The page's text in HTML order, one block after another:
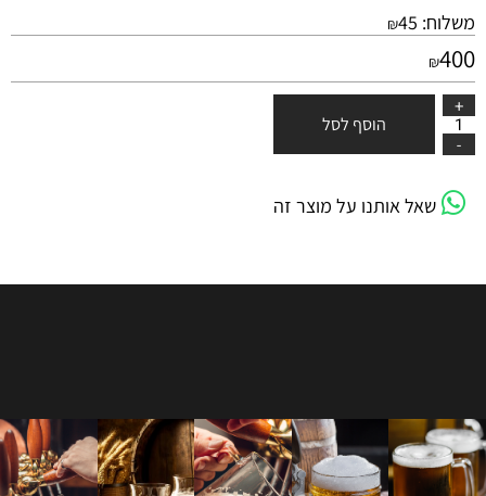
משלוח:
₪45
₪400
הוסף לסל
שאל אותנו על מוצר זה